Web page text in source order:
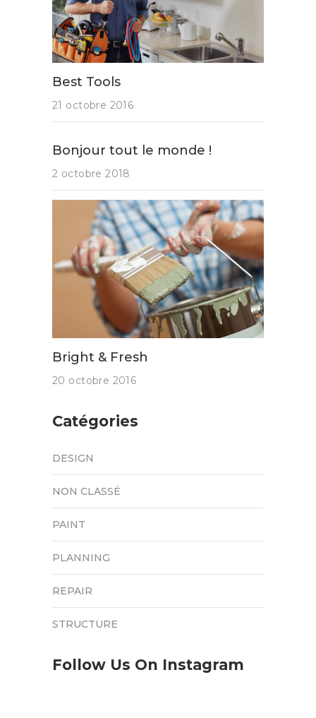
Best Tools
21 octobre 2016
Bonjour tout le monde !
2 octobre 2018
Bright & Fresh
20 octobre 2016
Catégories
DESIGN
NON CLASSÉ
PAINT
PLANNING
REPAIR
STRUCTURE
Follow Us On Instagram